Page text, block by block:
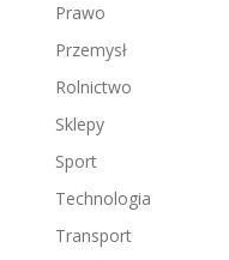
Prawo
Przemysł
Rolnictwo
Sklepy
Sport
Technologia
Transport